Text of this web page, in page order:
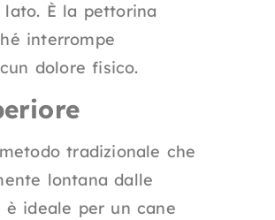
È la pettorina
interrompe
dolore fisico.
tradizionale che
lontana dalle
ideale per un cane